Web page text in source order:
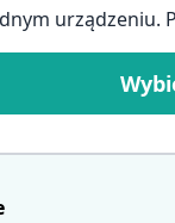
urządzeniu.